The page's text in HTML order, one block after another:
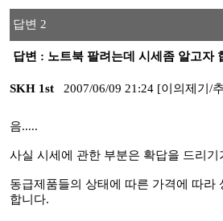
답변 2
답변 : 노트북 팔려는데 시세좀 알고자
SKH 1st 2007/06/09 21:24 [이의제기/
음.....
사실 시세에 관한 부분은 확답을 드리기
동급제품들의 상태에 따른 가격에 따라
합니다.